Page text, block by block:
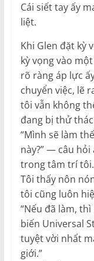
Cái siết tay ấy
liệt.
Khi Glen đặt kỳ
kỳ vọng vào
rõ ràng áp lực
chuyển việc, lẽ
tôi vẫn không
đang bị thử
“Mình sẽ làm
này?” — câu
trong tâm trí tôi.
Tôi thấy nôn
tôi cũng luôn
“Nếu đã làm,
biến Universal
tuyệt vời nhất
giới.”